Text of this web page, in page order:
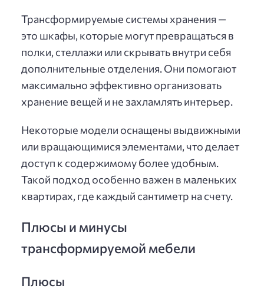
Трансформируемые системы хранения —
это шкафы, которые могут превращаться в
полки, стеллажи или скрывать внутри себя
дополнительные отделения. Они помогают
максимально эффективно организовать
хранение вещей и не захламлять интерьер.
Некоторые модели оснащены выдвижными
или вращающимися элементами, что делает
доступ к содержимому более удобным.
Такой подход особенно важен в маленьких
квартирах, где каждый сантиметр на счету.
Плюсы и минусы
трансформируемой мебели
Плюсы